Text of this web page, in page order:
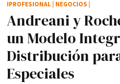
Andreani y
un Modelo
Distribución
Especiales
IPROFESIONAL NEGOCIOS